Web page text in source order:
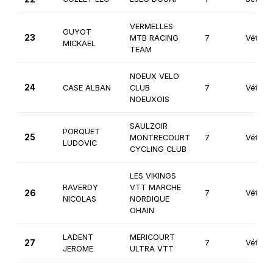
23
GUYOT
MICKAEL
VERMELLES
MTB RACING
TEAM
7
24 CASE ALBAN
NOEUX VELO
CLUB
NOEUXOIS
7
25
PORQUET
LUDOVIC
SAULZOIR
MONTRECOURT
CYCLING CLUB
7
26
RAVERDY
NICOLAS
LES VIKINGS
VTT MARCHE
NORDIQUE
OHAIN
7
27
LADENT
JEROME
MERICOURT
ULTRA VTT
7